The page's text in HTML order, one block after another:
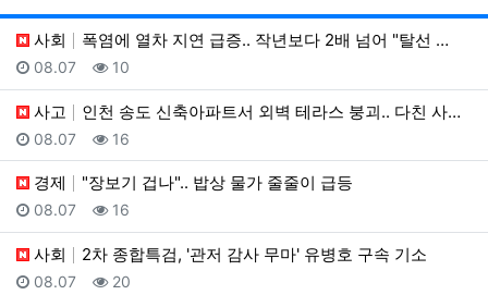
게
사회
폭염에 열차 지연 급증.. 작년보다 2배 넘어 "탈선 …
등록일
08.07 조회
10
사고 인천 송도 신축아파트서 외벽 테라스 붕괴.. 다친 사람…
등록일
08.07 조회
16
경제 "장보기 겁나".. 밥상 물가 줄줄이 급등
등록일
08.07 조회
16
사회 2차 종합특검, '관저 감사 무마' 유병호 구속 기소
등록일
08.07 조회
20